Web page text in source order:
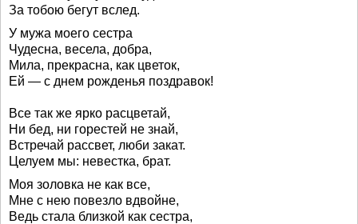
За тобою бегут вслед.
У мужа моего сестра
Чудесна, весела, добра,
Мила, прекрасна, как цветок,
Ей — с днем рожденья поздравок!
Все так же ярко расцветай,
Ни бед, ни горестей не знай,
Встречай рассвет, люби закат.
Целуем мы: невестка, брат.
Моя золовка не как все,
Мне с нею повезло вдвойне,
Ведь стала близкой как сестра,